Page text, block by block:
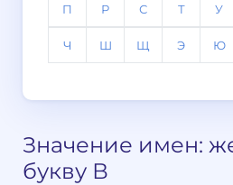
П Р С Т У
Ч Ш Щ Э Ю
Значение имен:
букву В